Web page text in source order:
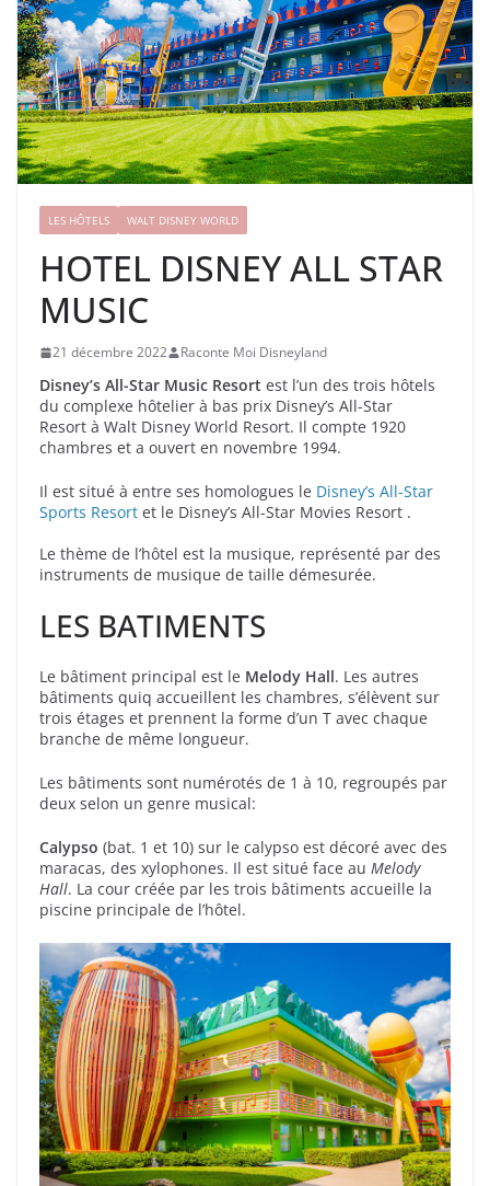
LES HÔTELS WALT DISNEY WORLD
HOTEL DISNEY ALL STAR
MUSIC
21 décembre 2022 Raconte Moi Disneyland
Disney’s All-Star Music Resort est l’un des trois hôtels
du complexe hôtelier à bas prix Disney’s All-Star
Resort à Walt Disney World Resort. Il compte 1920
chambres et a ouvert en novembre 1994.
Il est situé à entre ses homologues le Disney’s All-Star
Sports Resort et le Disney’s All-Star Movies Resort .
Le thème de l’hôtel est la musique, représenté par des
instruments de musique de taille démesurée.
LES BATIMENTS
Le bâtiment principal est le Melody Hall. Les autres
bâtiments quiq accueillent les chambres, s’élèvent sur
trois étages et prennent la forme d’un T avec chaque
branche de même longueur.
Les bâtiments sont numérotés de 1 à 10, regroupés par
deux selon un genre musical:
Calypso (bat. 1 et 10) sur le calypso est décoré avec des
maracas, des xylophones. Il est situé face au Melody
Hall. La cour créée par les trois bâtiments accueille la
piscine principale de l’hôtel.